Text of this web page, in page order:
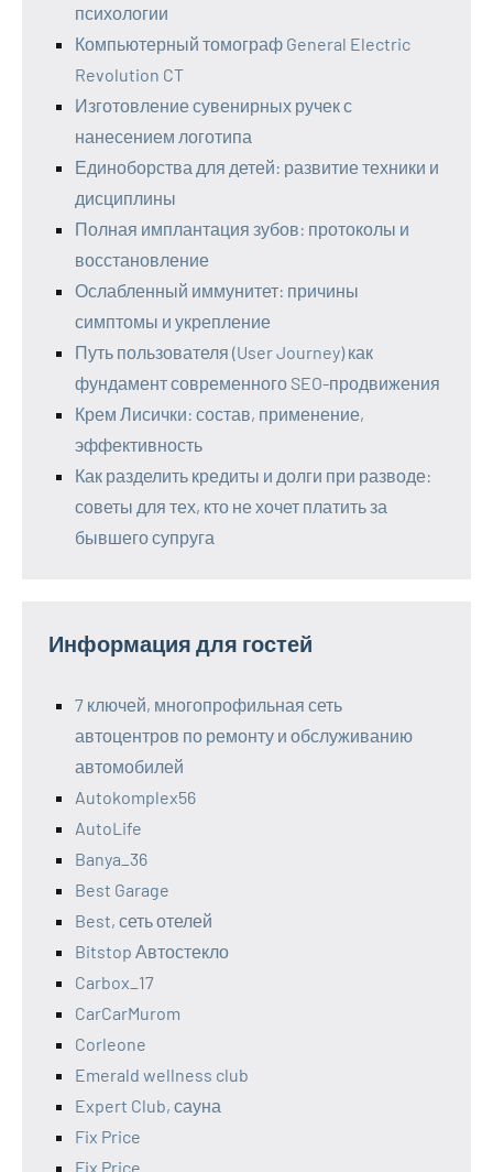
психологии
Компьютерный томограф General Electric
Revolution CT
Изготовление сувенирных ручек с
нанесением логотипа
Единоборства для детей: развитие техники и
дисциплины
Полная имплантация зубов: протоколы и
восстановление
Ослабленный иммунитет: причины
симптомы и укрепление
Путь пользователя (User Journey) как
фундамент современного SEO-продвижения
Крем Лисички: состав, применение,
эффективность
Как разделить кредиты и долги при разводе:
советы для тех, кто не хочет платить за
бывшего супруга
Информация для гостей
7 ключей, многопрофильная сеть
автоцентров по ремонту и обслуживанию
автомобилей
Autokomplex56
AutoLife
Banya_36
Best Garage
Best, сеть отелей
Bitstop Автостекло
Carbox_17
CarCarMurom
Corleone
Emerald wellness club
Expert Club, сауна
Fix Price
Fix Price